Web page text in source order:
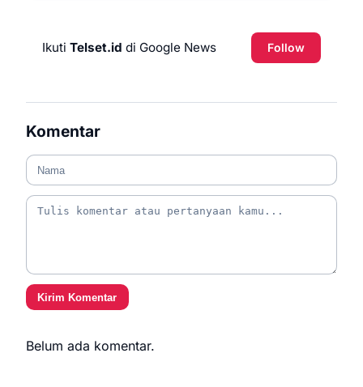
Ikuti Telset.id di Google News Follow
Komentar
Kirim Komentar
Belum ada komentar.